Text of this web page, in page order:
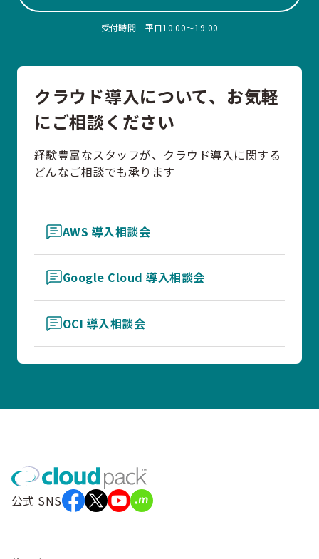
受付時間 平日10:00〜19:00
クラウド導入について、お気軽
にご相談ください
経験豊富なスタッフが、クラウド導入に関する
どんなご相談でも承ります
AWS 導入相談会
Google Cloud 導入相談会
OCI 導入相談会
公式 SNS